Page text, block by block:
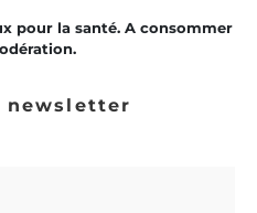
pour la santé. A consommer
newsletter